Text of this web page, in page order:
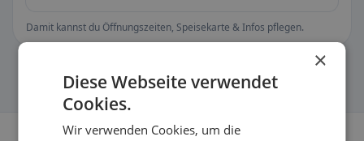
Damit kannst du Öffnungszeiten, Speisekarte & Infos pflegen.
×
Diese Webseite verwendet
Cookies.
Wir verwenden Cookies, um die